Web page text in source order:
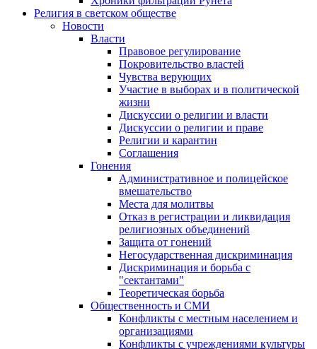
Религия в светском обществе
Новости
Власти
Правовое регулирование
Покровительство властей
Чувства верующих
Участие в выборах и в политической
жизни
Дискуссии о религии и власти
Дискуссии о религии и праве
Религии и карантин
Соглашения
Гонения
Административное и полицейское
вмешательство
Места для молитвы
Отказ в регистрации и ликвидация
религиозных объединений
Защита от гонений
Негосударственная дискриминация
Дискриминация и борьба с
"сектантами"
Теоретическая борьба
Общественность и СМИ
Конфликты с местным населением и
организациями
Конфликты с учреждениями культуры